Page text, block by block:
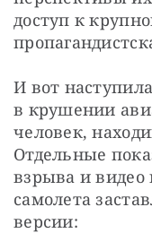
доступ к
И вот
в крушении
человек,
Отдельные
взрыва и видео
самолета
версии: